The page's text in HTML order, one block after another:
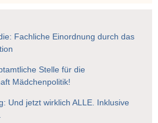
Fachliche Einordnung durch das
Stelle für die
Mädchenpolitik!
Und jetzt wirklich ALLE. Inklusive